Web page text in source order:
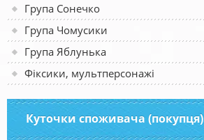
Група Сонечко
Група Чомусики
Група Яблунька
Фіксики, мультперсонажі
Куточки споживача (покупця)